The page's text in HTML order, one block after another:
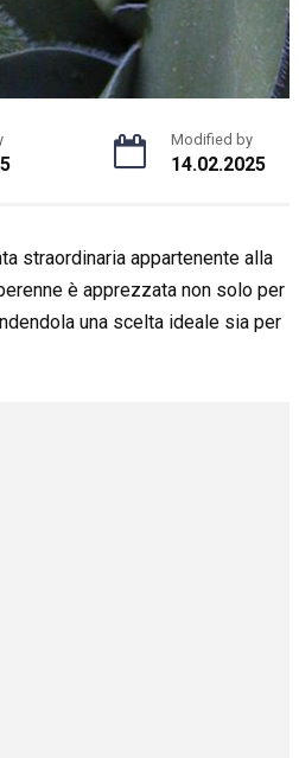
Modified by
14.02.2025
straordinaria appartenente alla
è apprezzata non solo per
una scelta ideale sia per